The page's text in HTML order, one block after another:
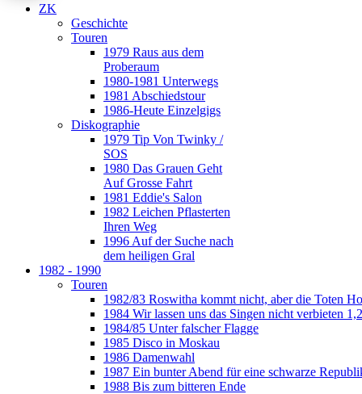
ZK
Geschichte
Touren
1979 Raus aus dem
Proberaum
1980-1981 Unterwegs
1981 Abschiedstour
1986-Heute Einzelgigs
Diskographie
1979 Tip Von Twinky /
SOS
1980 Das Grauen Geht
Auf Grosse Fahrt
1981 Eddie's Salon
1982 Leichen Pflasterten
Ihren Weg
1996 Auf der Suche nach
dem heiligen Gral
1982 - 1990
Touren
1982/83 Roswitha kommt nicht, aber die Toten
1984 Wir lassen uns das Singen nicht verbieten
1984/85 Unter falscher Flagge
1985 Disco in Moskau
1986 Damenwahl
1987 Ein bunter Abend für eine schwarze
1988 Bis zum bitteren Ende